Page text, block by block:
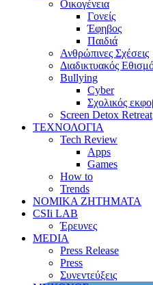
Οικογένεια
Γονείς
Έφηβος
Παιδιά
Ανθρώπινες Σχέσεις
Διαδικτυακός
Bullying
Cyber
Σχολικός
Screen Detox Retreat
ΤΕΧΝΟΛΟΓΙΑ
Tech Review
Apps
Games
How to
Trends
ΝΟΜΙΚΑ ΖΗΤΗΜΑΤΑ
CSIi LAB
Έρευνες
MEDIA
Press Release
Press
Συνεντεύξεις